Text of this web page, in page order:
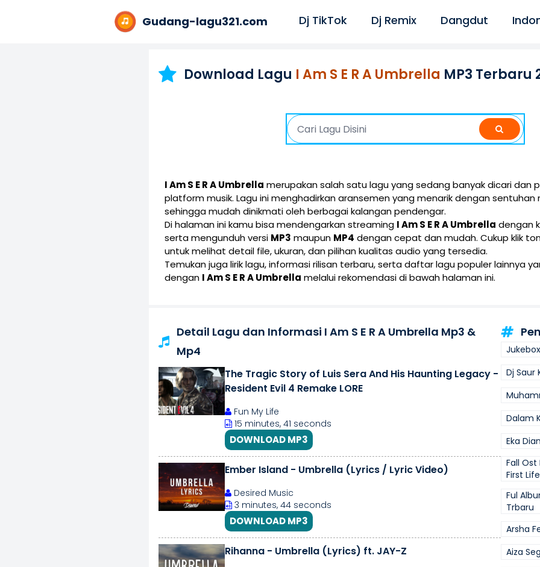
Gudang-lagu321.com Dj TikTok Dj Remix Dangdut
Download Lagu I Am S E R A Umbrella MP3 Terbaru
I Am S E R A Umbrella merupakan salah satu lagu yang sedang banyak dicari dan
platform musik. Lagu ini menghadirkan aransemen yang menarik dengan sentuhan
sehingga mudah dinikmati oleh berbagai kalangan pendengar.
Di halaman ini kamu bisa mendengarkan streaming I Am S E R A Umbrella dengan
serta mengunduh versi MP3 maupun MP4 dengan cepat dan mudah. Cukup klik
untuk melihat detail file, ukuran, dan pilihan kualitas audio yang tersedia.
Temukan juga lirik lagu, informasi rilisan terbaru, serta daftar lagu populer lainnya
dengan I Am S E R A Umbrella melalui rekomendasi di bawah halaman ini.
Detail Lagu dan Informasi I Am S E R A Umbrella Mp3 &
Mp4
The Tragic Story of Luis Sera And His Haunting Legacy -
Resident Evil 4 Remake LORE
Fun My Life
15 minutes, 41 seconds
DOWNLOAD MP3
Ember Island - Umbrella (Lyrics / Lyric Video)
Desired Music
3 minutes, 44 seconds
DOWNLOAD MP3
Rihanna - Umbrella (Lyrics) ft. JAY-Z
Dj Saur
Dalam
Eka
Fall Ost
First Life
Ful
Trbaru
Arsha
Aiza